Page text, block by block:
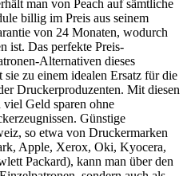
man von Peach auf sämtliche
billig im Preis aus seinem
von 24 Monaten, wodurch
ist. Das perfekte Preis-
Alternativen dieses
zu einem idealen Ersatz für die
Druckerproduzenten. Mit diesen
Geld sparen ohne
Günstige
so etwa von Druckermarken
Apple, Xerox, Oki, Kyocera,
Packard), kann man über den